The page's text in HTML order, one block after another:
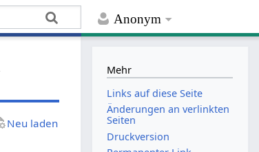
Anonym
Neu laden
Mehr
Links auf diese Seite
Änderungen an verlinkten
Seiten
Druckversion